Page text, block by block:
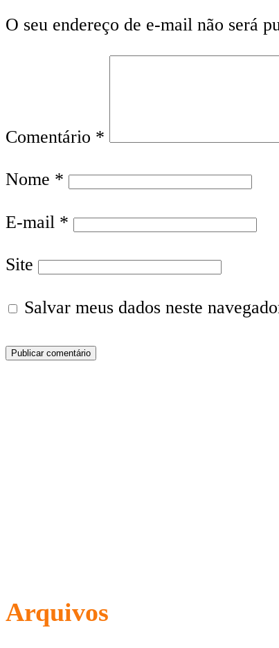
O seu endereço de e-mail não será
Comentário *
Nome *
E-mail *
Site
Salvar meus dados neste
Arquivos